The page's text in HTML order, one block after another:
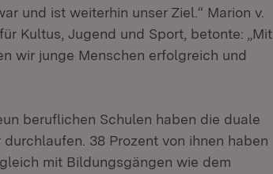
und ist weiterhin unser Ziel.“ Marion v.
Kultus, Jugend und Sport, betonte: „Mit
wir junge Menschen erfolgreich und
beruflichen Schulen haben die duale
38 Prozent von ihnen haben
mit Bildungsgängen wie dem